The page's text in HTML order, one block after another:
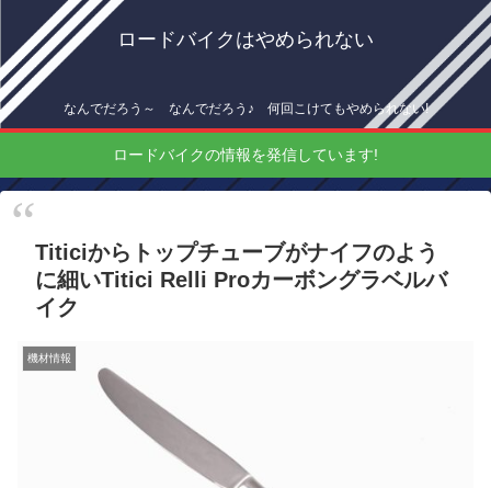
ロードバイクはやめられない
なんでだろう～ なんでだろう♪ 何回こけてもやめられない!
ロードバイクの情報を発信しています!
Titiciからトップチューブがナイフのよう
に細いTitici Relli Proカーボングラベルバ
イク
機材情報